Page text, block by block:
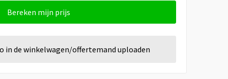
Bereken mijn prijs
in de winkelwagen/offertemand uploaden